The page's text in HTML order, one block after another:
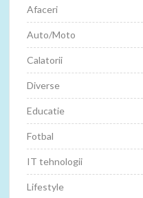
Afaceri
Auto/Moto
Calatorii
Diverse
Educatie
Fotbal
IT tehnologii
Lifestyle